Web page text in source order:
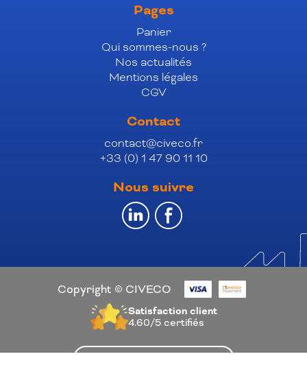
Pages
Panier
Qui sommes-nous ?
Nos actualités
Mentions légales
CGV
Contact
contact@civeco.fr
+33 (0) 1 47 90 11 10
Nous suivre
Copyright © CIVECO
Satisfaction client
4.60/5certifiés